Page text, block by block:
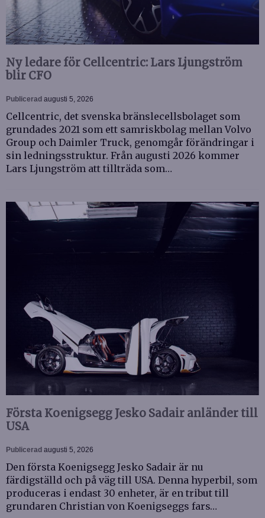
Ny ledare för Cellcentric: Lars Ljungström
blir CFO
Publicerad augusti 5, 2026
Cellcentric, det svenska bränslecellsbolaget som
grundades 2021 som ett samriskbolag mellan Volvo
Group och Daimler Truck, genomgår förändringar i
sin ledningsstruktur. Från augusti 2026 kommer
Lars Ljungström att tillträda som…
Första Koenigsegg Jesko Sadair anländer till
USA
Publicerad augusti 5, 2026
Den första Koenigsegg Jesko Sadair är nu
färdigställd och på väg till USA. Denna hyperbil, som
produceras i endast 30 enheter, är en tribut till
grundaren Christian von Koenigseggs fars…